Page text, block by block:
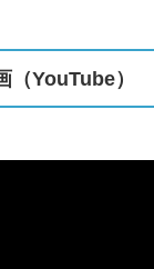
（YouTube）